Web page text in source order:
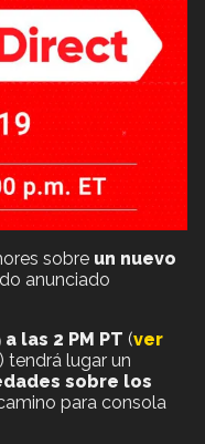
sobre un nuevo
anunciado
las 2 PM PT (ver
) tendrá lugar un
sobre los
para consola